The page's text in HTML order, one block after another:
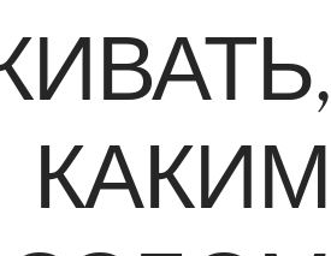
КАКИМ